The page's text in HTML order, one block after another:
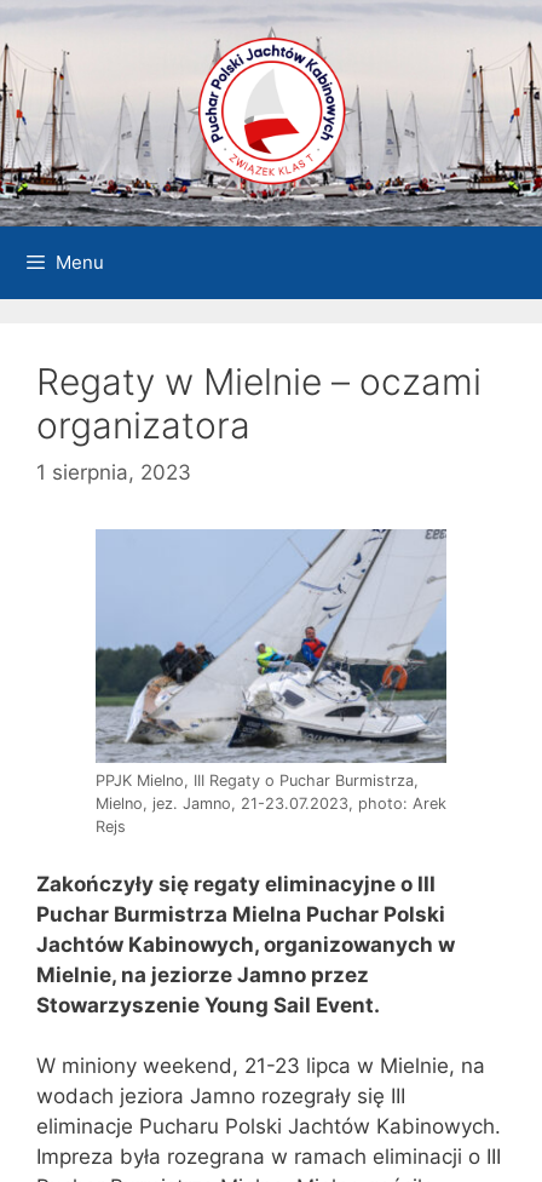
Przejdź
do
treści
Menu
Regaty w Mielnie – oczami
organizatora
1 sierpnia, 2023
PPJK Mielno, III Regaty o Puchar Burmistrza,
Mielno, jez. Jamno, 21-23.07.2023, photo: Arek
Rejs
Zakończyły się regaty eliminacyjne o III
Puchar Burmistrza Mielna Puchar Polski
Jachtów Kabinowych, organizowanych w
Mielnie, na jeziorze Jamno przez
Stowarzyszenie Young Sail Event.
W miniony weekend, 21-23 lipca w Mielnie, na
wodach jeziora Jamno rozegrały się III
eliminacje Pucharu Polski Jachtów Kabinowych.
Impreza była rozegrana w ramach eliminacji o III